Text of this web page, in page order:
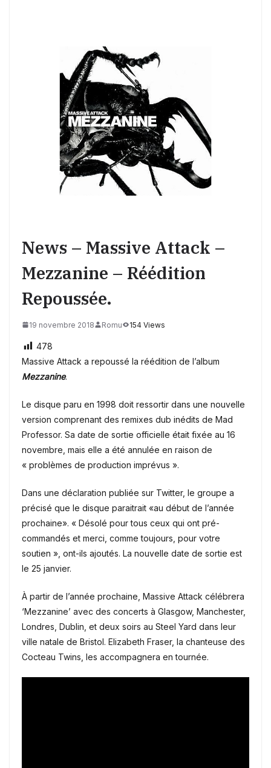
News – Massive Attack –
Mezzanine – Réédition
Repoussée.
19 novembre 2018 Romu 154 Views
478
Massive Attack a ​​repoussé la réédition de l’album
Mezzanine.
Le disque paru en 1998 doit ressortir dans une nouvelle
version comprenant des remixes dub inédits de Mad
Professor. Sa date de sortie officielle était fixée au 16
novembre, mais elle a été annulée en raison de
« problèmes de production imprévus ».
Dans une déclaration publiée sur Twitter, le groupe a
précisé que le disque paraitrait «au début de l’année
prochaine». « Désolé pour tous ceux qui ont pré-
commandés et merci, comme toujours, pour votre
soutien », ont-ils ajoutés. La nouvelle date de sortie est
le 25 janvier.
À partir de l’année prochaine, Massive Attack célébrera
‘Mezzanine’ avec des concerts à Glasgow, Manchester,
Londres, Dublin, et deux soirs au Steel Yard dans leur
ville natale de Bristol. Elizabeth Fraser, la chanteuse des
Cocteau Twins, les accompagnera en tournée.